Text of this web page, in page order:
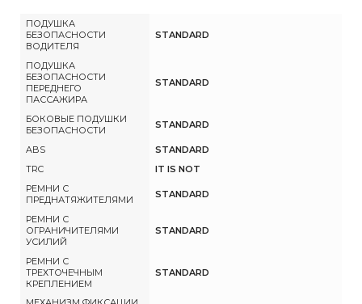
ПОДУШКА
БЕЗОПАСНОСТИ
ВОДИТЕЛЯ
STANDARD
ПОДУШКА
БЕЗОПАСНОСТИ
ПЕРЕДНЕГО
ПАССАЖИРА
STANDARD
БОКОВЫЕ ПОДУШКИ
БЕЗОПАСНОСТИ
STANDARD
ABS
STANDARD
TRC
IT IS NOT
РЕМНИ С
ПРЕДНАТЯЖИТЕЛЯМИ
STANDARD
РЕМНИ С
ОГРАНИЧИТЕЛЯМИ
УСИЛИЙ
STANDARD
РЕМНИ С
ТРЕХТОЧЕЧНЫМ
КРЕПЛЕНИЕМ
STANDARD